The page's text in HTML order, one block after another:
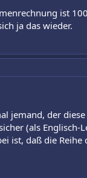
ist
ja das wieder.
jemand, der
(als Englisch-
ist, daß die